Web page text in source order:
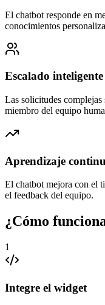
El chatbot responde en
conocimientos
Escalado inteligente
Las solicitudes complejas
miembro del equipo
Aprendizaje
El chatbot mejora con el
el feedback del equipo.
¿Cómo
1
Integre el widget